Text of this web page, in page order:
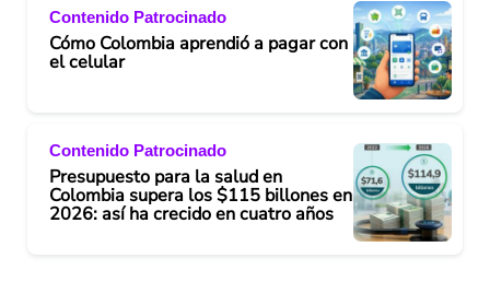
Contenido Patrocinado
Cómo Colombia aprendió a pagar con
el celular
Contenido Patrocinado
Presupuesto para la salud en
Colombia supera los $115 billones en
2026: así ha crecido en cuatro años